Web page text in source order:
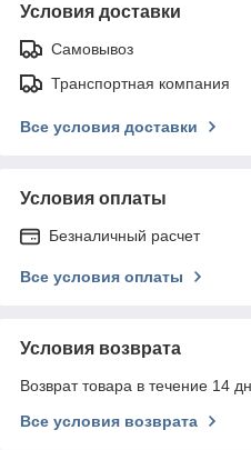
Условия доставки
Самовывоз
Транспортная компания
Все условия доставки
Условия оплаты
Безналичный расчет
Все условия оплаты
Условия возврата
Возврат товара в течение 14
Все условия возврата